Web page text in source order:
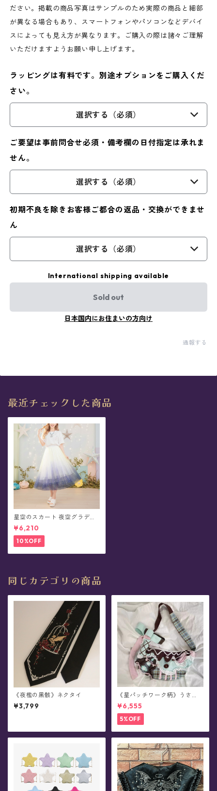
ださい。掲載の商品写真はサンプルのため実際の商品と細部
が異なる場合もあり、スマートフォンやパソコンなどデバイ
スによっても見え方が異なります。ご購入の際は諸々ご理解
いただけますようお願い申し上げます。
ラッピングは有料です。別途オプションをご購入くだ
さい。
選択する（必須）
ご要望は事前問合せ必須・備考欄の日付指定は承れま
せん。
選択する（必須）
初期不良を除きお客様ご都合の返品・交換ができませ
ん
選択する（必須）
International shipping available
Sold out
日本国内にお住まいの方向け
通報する
最近チェックした商品
星空のスカート 夜空グラデー
ション 星ラメ チュール フレア
- Pleiades
¥6,210
10%OFF
同じカテゴリの商品
《夜檻の黑骸》ネクタイ
¥3,799
《星パッチワーク柄》うさ
耳・チョコミント・ショルダ
ーバッグ
¥6,555
5%OFF